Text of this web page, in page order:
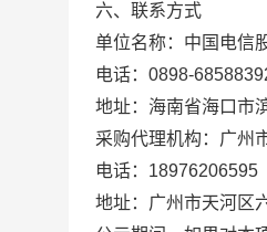
六、 联系方式
单位名称： 中国电信
电话： 0898-
地址： 海南省海口市
采购代理机构：广州
电话： 18976206595
地址： 广州市天河区